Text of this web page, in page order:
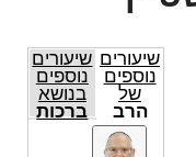
שיעורים
נוספים
של
הרב
אפרים
רובינשטיין
שיעורים
נוספים
בנושא
ברכות